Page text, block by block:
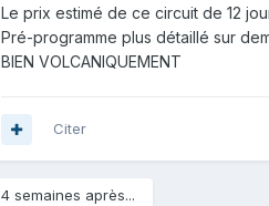
Le prix estimé de ce circuit de 12
Pré-programme plus détaillé sur
BIEN VOLCANIQUEMENT
Citer
4 semaines après...